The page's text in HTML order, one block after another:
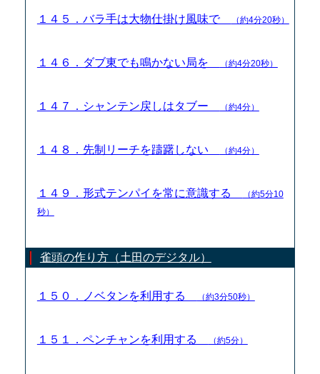
１４５．バラ手は大物仕掛け風味で （約4分20秒）
１４６．ダブ東でも鳴かない局を （約4分20秒）
１４７．シャンテン戻しはタブー （約4分）
１４８．先制リーチを躊躇しない （約4分）
１４９．形式テンパイを常に意識する
（約5分10
秒）
雀頭の作り方（土田のデジタル）
１５０．ノベタンを利用する （約3分50秒）
１５１．ペンチャンを利用する （約5分）